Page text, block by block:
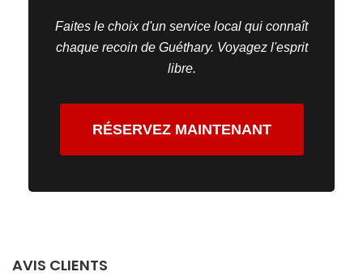
Faites le choix d'un service local qui connaît
chaque recoin de Guéthary. Voyagez l'esprit
libre.
RÉSERVEZ MAINTENANT
AVIS CLIENTS